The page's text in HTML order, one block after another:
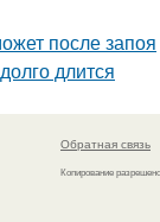
после запоя
длится
Обратная связь
Копирование